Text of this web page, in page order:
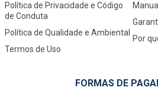
Política de Privacidade e Código
de Conduta
Política de Qualidade e Ambiental
Termos de Uso
Por
FORMAS DE